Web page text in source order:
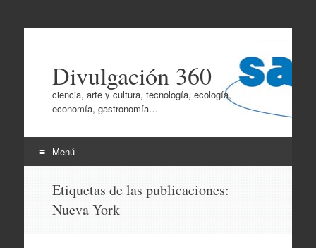
Divulgación 360
ciencia, arte y cultura, tecnología, ecología,
economía, gastronomía…
Menú
contenido
Etiquetas de las publicaciones:
Nueva York